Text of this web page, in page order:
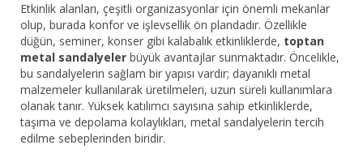
Etkinlik alanları, çeşitli organizasyonlar için önemli mekanlar
olup, burada konfor ve işlevsellik ön plandadır. Özellikle
düğün, seminer, konser gibi kalabalık etkinliklerde, toptan
metal sandalyeler büyük avantajlar sunmaktadır. Öncelikle,
bu sandalyelerin sağlam bir yapısı vardır; dayanıklı metal
malzemeler kullanılarak üretilmeleri, uzun süreli kullanımlara
olanak tanır. Yüksek katılımcı sayısına sahip etkinliklerde,
taşıma ve depolama kolaylıkları, metal sandalyelerin tercih
edilme sebeplerinden biridir.